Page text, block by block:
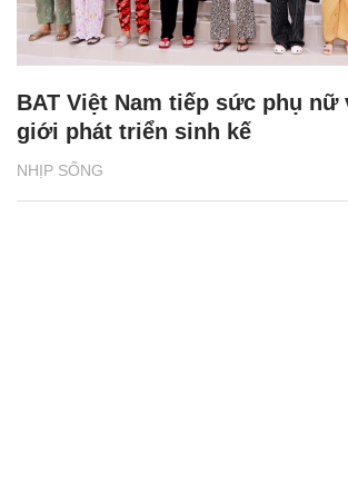
NHỊP SỐNG
BAT Việt Nam tiếp sức phụ nữ
giới phát triển sinh kế